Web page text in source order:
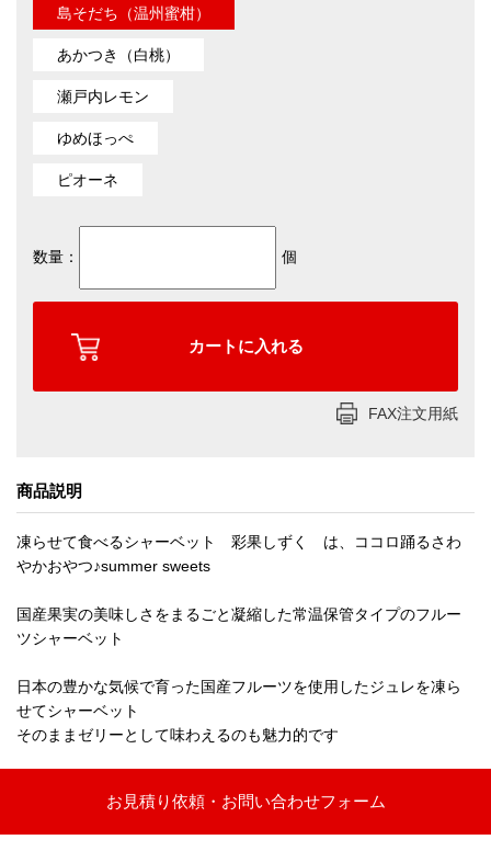
島そだち（温州蜜柑）
あかつき（白桃）
瀬戸内レモン
ゆめほっぺ
ピオーネ
数量： 個
FAX注文用紙
商品説明
凍らせて食べるシャーベット 彩果しずく は、ココロ踊るさわ
やかおやつ♪summer sweets
国産果実の美味しさをまるごと凝縮した常温保管タイプのフルー
ツシャーベット
日本の豊かな気候で育った国産フルーツを使用したジュレを凍ら
せてシャーベット
そのままゼリーとして味わえるのも魅力的です
お見積り依頼・お問い合わせフォーム